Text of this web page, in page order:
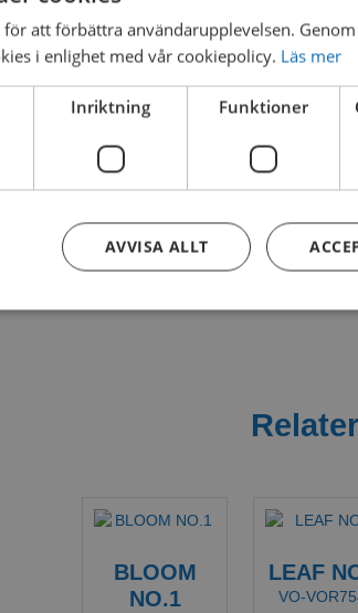
LARGE KITE
1 file(s)
Kontakta oss
BLOOM
NO.1
LEAF
VO-
att förbättra användarupplevelsen.
i enlighet med vår cookiepolicy. Läs mer
Inriktning Funktioner
AVVISA ALLT